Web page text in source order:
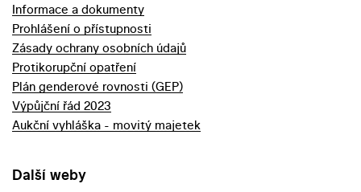
Informace a dokumenty
Prohlášení o přístupnosti
Zásady ochrany osobních údajů
Protikorupční opatření
Plán genderové rovnosti (GEP)
Výpůjční řád 2023
Aukční vyhláška - movitý majetek
Další weby